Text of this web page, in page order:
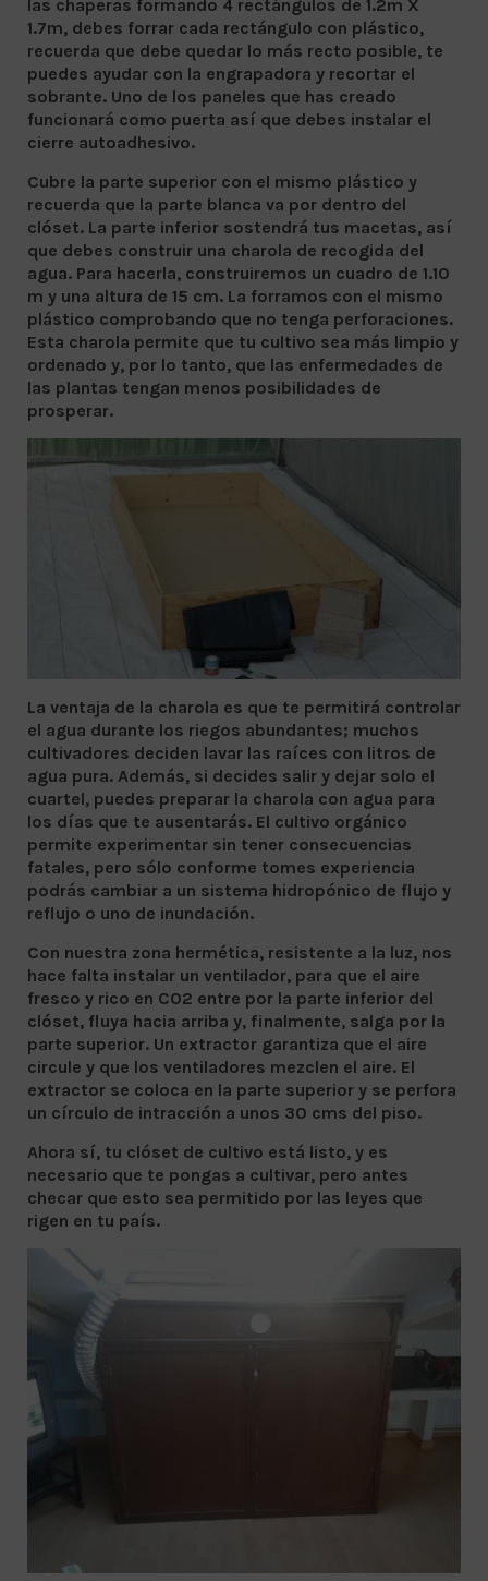
las chaperas formando 4 rectángulos de 1.2m X
1.7m, debes forrar cada rectángulo con plástico,
recuerda que debe quedar lo más recto posible, te
puedes ayudar con la engrapadora y recortar el
sobrante. Uno de los paneles que has creado
funcionará como puerta así que debes instalar el
cierre autoadhesivo.
Cubre la parte superior con el mismo plástico y
recuerda que la parte blanca va por dentro del
clóset. La parte inferior sostendrá tus macetas, así
que debes construir una charola de recogida del
agua. Para hacerla, construiremos un cuadro de 1.10
m y una altura de 15 cm. La forramos con el mismo
plástico comprobando que no tenga perforaciones.
Esta charola permite que tu cultivo sea más limpio y
ordenado y, por lo tanto, que las enfermedades de
las plantas tengan menos posibilidades de
prosperar.
La ventaja de la charola es que te permitirá controlar
el agua durante los riegos abundantes; muchos
cultivadores deciden lavar las raíces con litros de
agua pura. Además, si decides salir y dejar solo el
cuartel, puedes preparar la charola con agua para
los días que te ausentarás. El cultivo orgánico
permite experimentar sin tener consecuencias
fatales, pero sólo conforme tomes experiencia
podrás cambiar a un sistema hidropónico de flujo y
reflujo o uno de inundación.
Con nuestra zona hermética, resistente a la luz, nos
hace falta instalar un ventilador, para que el aire
fresco y rico en CO2 entre por la parte inferior del
clóset, fluya hacia arriba y, finalmente, salga por la
parte superior. Un extractor garantiza que el aire
circule y que los ventiladores mezclen el aire. El
extractor se coloca en la parte superior y se perfora
un círculo de intracción a unos 30 cms del piso.
Ahora sí, tu clóset de cultivo está listo, y es
necesario que te pongas a cultivar, pero antes
checar que esto sea permitido por las leyes que
rigen en tu país.